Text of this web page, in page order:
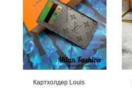
Картхолдер Louis